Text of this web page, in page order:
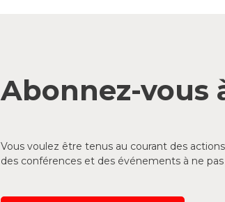
Abonnez-vous
Vous voulez être tenus au courant des
des conférences et des événements à ne